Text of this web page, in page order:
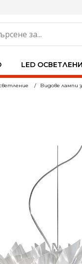
LED
Видове лампи